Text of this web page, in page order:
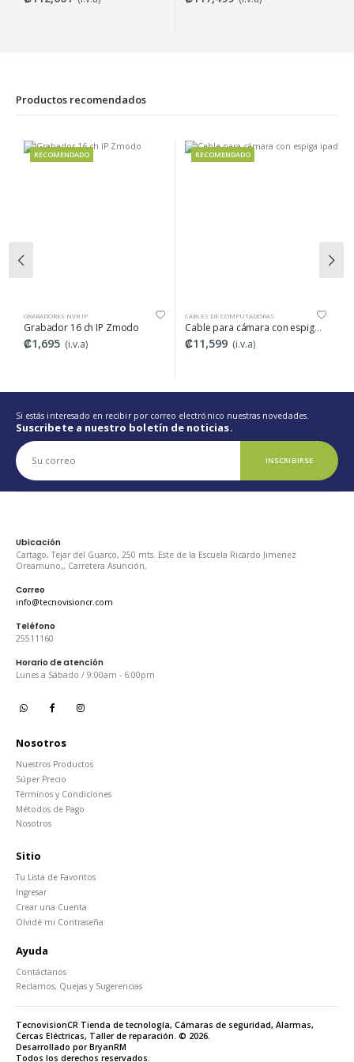
Productos recomendados
RECOMENDADO
GRABADORES NVR IP
Grabador 16 ch IP Zmodo
₡1,695 (i.v.a)
RECOMENDADO
CABLES DE COMPUTADORAS
Cable para cámara con espiga ipad
₡11,599 (i.v.a)
Si estás interesado en recibir por correo electrónico nuestras novedades.
Suscribete a nuestro boletín de noticias.
INSCRIBIRSE
Ubicación
Cartago, Tejar del Guarco, 250 mts. Este de la Escuela Ricardo Jimenez
Oreamuno,, Carretera Asunción,
Correo
info@tecnovisioncr.com
Teléfono
25511160
Horario de atención
Lunes a Sábado / 9:00am - 6:00pm
Nosotros
Nuestros Productos
Súper Precio
Términos y Condiciones
Métodos de Pago
Nosotros
Sitio
Tu Lista de Favoritos
Ingresar
Crear una Cuenta
Olvidé mi Contraseña
Ayuda
Contáctanos
Reclamos, Quejas y Sugerencias
TecnovisionCR Tienda de tecnología, Cámaras de seguridad, Alarmas,
Cercas Eléctricas, Taller de reparación. © 2026.
Desarrollado por BryanRM
Todos los derechos reservados.